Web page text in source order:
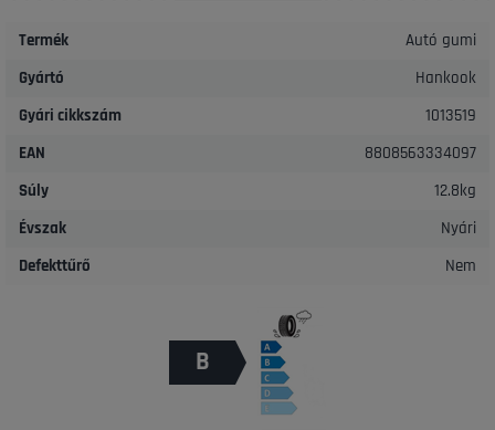
Termék
Autó gumi
Gyártó
Hankook
Gyári cikkszám
1013519
EAN
8808563334097
Súly
12.8kg
Évszak
Nyári
Defekttűrő
Nem
B